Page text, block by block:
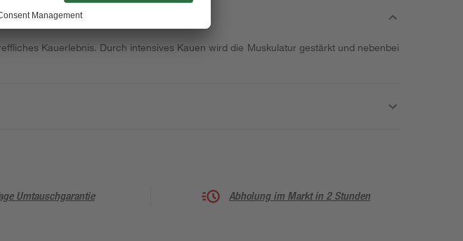
Kauerlebnis. Durch intensives Kauen wird die Muskulatur gestärkt und nebenbei
Umtauschgarantie Abholung im Markt in 2 Stunden